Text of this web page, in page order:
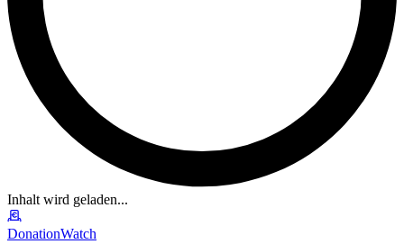
Inhalt wird geladen...
DonationWatch